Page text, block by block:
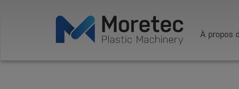
À propos